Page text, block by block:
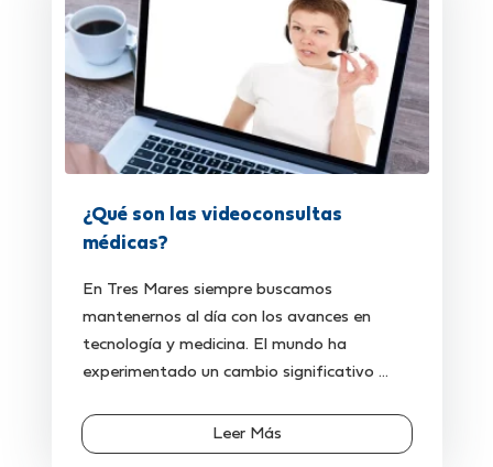
¿Qué son las videoconsultas
médicas?
En Tres Mares siempre buscamos
mantenernos al día con los avances en
tecnología y medicina. El mundo ha
experimentado un cambio significativo ...
Leer Más